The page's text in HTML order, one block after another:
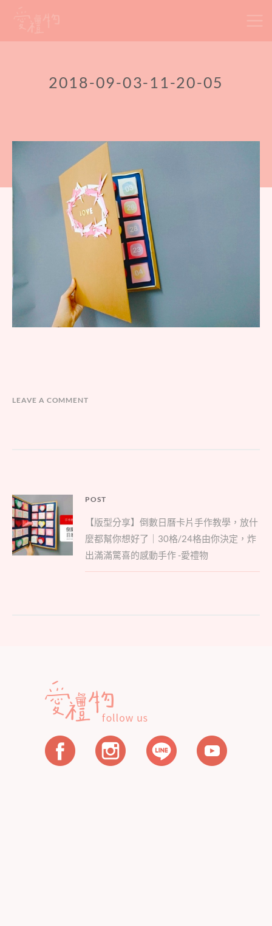
2018-09-03-11-20-05
LEAVE A COMMENT
文
章
導
覽
POST
Parent
post:
【版型分享】倒數日曆卡片手作教學，放什
麼都幫你想好了｜30格/24格由你決定，炸
出滿滿驚喜的感動手作 -愛禮物